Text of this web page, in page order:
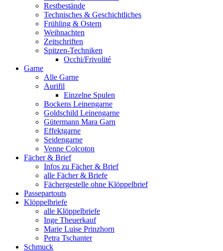
Restbestände
Technisches & Geschichtliches
Frühling & Ostern
Weihnachten
Zeitschriften
Spitzen-Techniken
Occhi/Frivolité
Garne
Alle Garne
Aurifil
Einzelne Spulen
Bockens Leinengarne
Goldschild Leinengarne
Gütermann Mara Garn
Effektgarne
Seidengarne
Venne Colcoton
Fächer & Brief
Infos zu Fächer & Brief
alle Fächer & Briefe
Fächergestelle ohne Klöppelbrief
Passepartouts
Klöppelbriefe
alle Klöppelbriefe
Inge Theuerkauf
Marie Luise Prinzhorn
Petra Tschanter
Schmuck